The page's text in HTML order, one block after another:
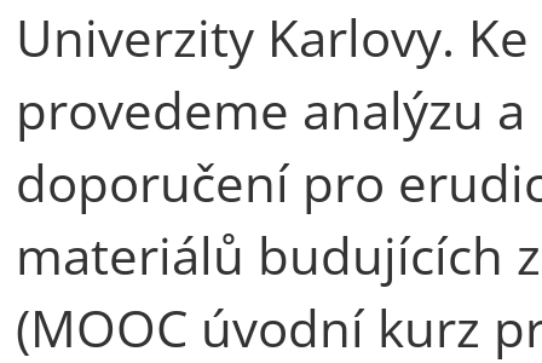
Univerzity Karlovy.
provedeme analýzu
doporučení pro
materiálů budujících
(MOOC úvodní kurz